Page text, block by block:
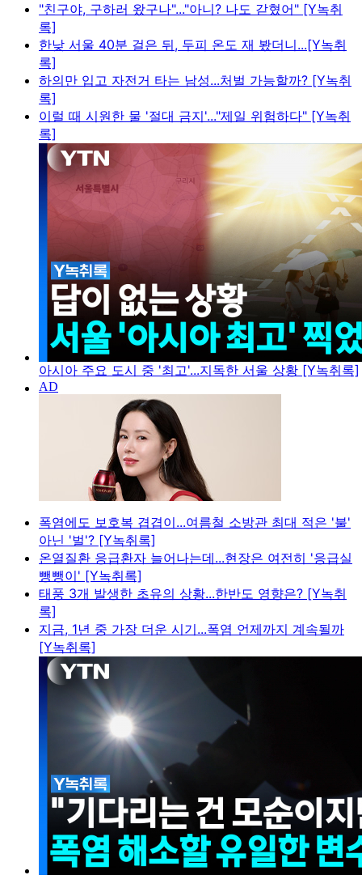
"친구야, 구하러 왔구나"..."아니? 나도 갇혔어" [Y녹취
록]
한낮 서울 40분 걸은 뒤, 두피 온도 재 봤더니...[Y녹취
록]
하의만 입고 자전거 타는 남성...처벌 가능할까? [Y녹취
록]
이럴 때 시원한 물 '절대 금지'..."제일 위험하다" [Y녹취
록]
아시아 주요 도시 중 '최고'...지독한 서울 상황 [Y녹취록]
폭염에도 보호복 겹겹이...여름철 소방관 최대 적은 '불'
아닌 '벌'? [Y녹취록]
온열질환 응급환자 늘어나는데...현장은 여전히 '응급실
뺑뺑이' [Y녹취록]
태풍 3개 발생한 초유의 상황...한반도 영향은? [Y녹취
록]
지금, 1년 중 가장 더운 시기...폭염 언제까지 계속될까
[Y녹취록]